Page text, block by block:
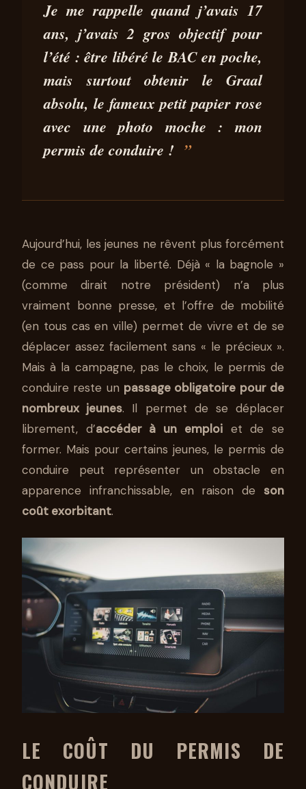
LE PERMIS DE CONDUIRE, UN
RÊVE DEVENU PARCOURS DU
COMBATTANT POUR LES
JEUNES
Je me rappelle quand j’avais 17
ans, j’avais 2 gros objectif pour
l’été : être libéré le BAC en poche,
mais surtout obtenir le Graal
absolu, le fameux petit papier rose
avec une photo moche :mon
permis de conduire !
Aujourd’hui, les jeunes ne rêvent plus forcément
de ce pass pour la liberté. Déjà « la bagnole »
(comme dirait notre président) n’a plus
vraiment bonne presse, et l’offre de mobilité
(en tous cas en ville) permet de vivre et de se
déplacer assez facilement sans « le précieux ».
Mais à la campagne, pas le choix, le permis de
conduire reste un passage obligatoire pour de
nombreux jeunes. Il permet de se déplacer
librement, d’accéder à un emploiet de se
former. Mais pour certains jeunes, le permis de
conduire peut représenter un obstacle en
apparence infranchissable, en raison de son
coût exorbitant.
LE COÛT DU PERMIS DE
CONDUIRE